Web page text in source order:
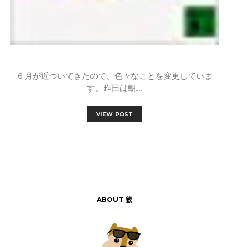
６月が近づいてきたので、色々なことを変更していま
す。昨日は朝…
VIEW POST
ABOUT 籔